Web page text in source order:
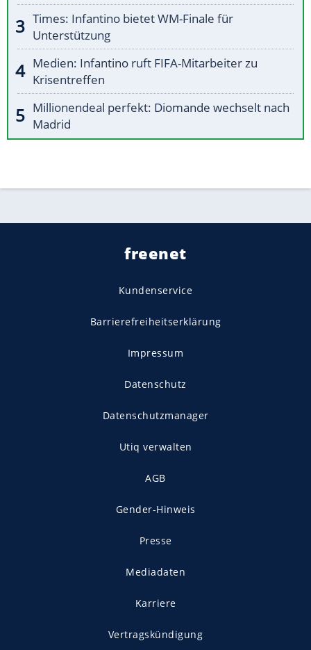
Times: Infantino bietet WM-Finale für
Unterstützung
Medien: Infantino ruft FIFA-Mitarbeiter zu
Krisentreffen
Millionendeal perfekt: Diomande wechselt nach
Madrid
freenet
Kundenservice
Barrierefreiheitserklärung
Impressum
Datenschutz
Datenschutzmanager
Utiq verwalten
AGB
Gender-Hinweis
Presse
Mediadaten
Karriere
Vertragskündigung